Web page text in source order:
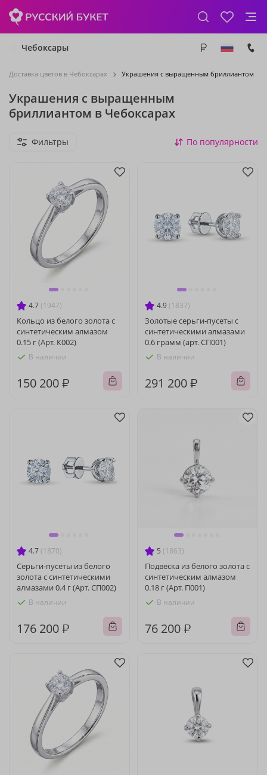
Чебоксары
Доставка цветов в Чебоксарах Украшения с выращенным бриллиантом
Украшения с выращенным
бриллиантом в Чебоксарах
Фильтры По популярности
4.7 (1947)
Кольцо из белого золота с
синтетическим алмазом
0.15 г (Арт. К002)
В наличии
150 200 ₽
4.9 (1837)
Золотые серьги-пусеты с
синтетическими алмазами
0.6 грамм (арт. СП001)
В наличии
291 200 ₽
4.7 (1870)
Серьги-пусеты из белого
золота с синтетическими
алмазами 0.4 г (Арт. СП002)
В наличии
176 200 ₽
5 (1863)
Подвеска из белого золота с
синтетическим алмазом
0.18 г (Арт. П001)
В наличии
76 200 ₽